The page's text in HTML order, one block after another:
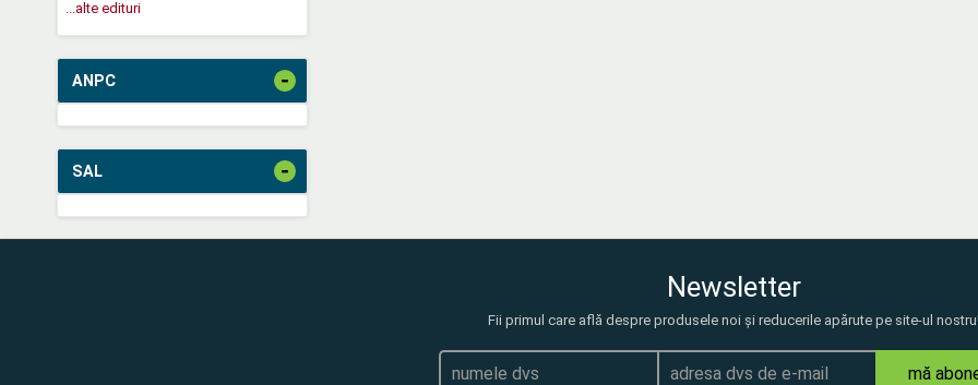
...alte edituri
ANPC -
SAL -
Newsletter
Fii primul care află despre produsele noi și reducerile apărute pe site-ul nostru!
mă